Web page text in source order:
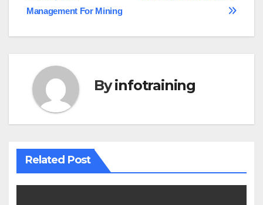
navigation
Management For Mining
Byinfotraining
Related Post